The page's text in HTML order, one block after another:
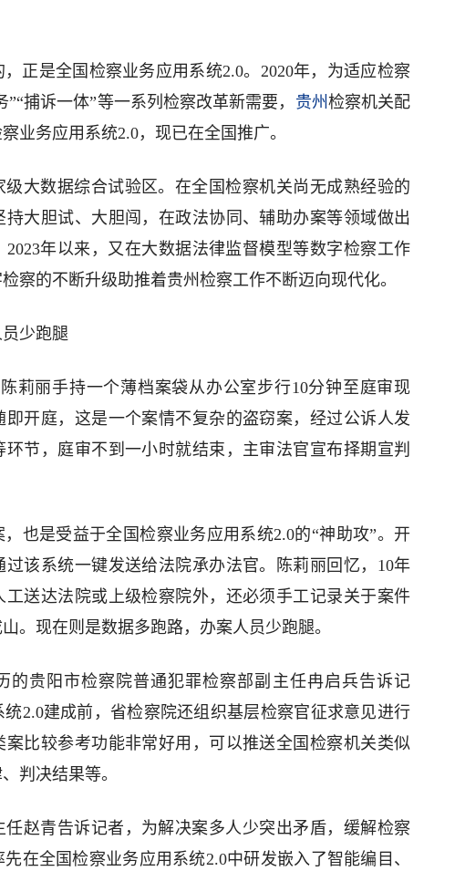
正是全国检察业务应用系统2.0。2020年，为适应检察
捕诉一体”等一系列检察改革新需要， 贵州 检察机关配
业务应用系统2.0，现已在全国推广。
级大数据综合试验区。在全国检察机关尚无成熟经验的
大胆试、大胆闯，在政法协同、辅助办案等领域做出
年以来，又在大数据法律监督模型等数字检察工作
察的不断升级助推着贵州检察工作不断迈向现代化。
少跑腿
莉丽手持一个薄档案袋从办公室步行10分钟至庭审现
开庭，这是一个案情不复杂的盗窃案，经过公诉人发
节，庭审不到一小时就结束，主审法官宣布择期宣判
也是受益于全国检察业务应用系统2.0的“神助攻”。开
该系统一键发送给法院承办法官。陈莉丽回忆，10年
工送达法院或上级检察院外，还必须手工记录关于案件
。现在则是数据多跑路，办案人员少跑腿。
的贵阳市检察院普通犯罪检察部副主任冉启兵告诉记
2.0建成前，省检察院还组织基层检察官征求意见进行
比较参考功能非常好用，可以推送全国检察机关类似
判决结果等。
赵青告诉记者，为解决案多人少突出矛盾，缓解检察
在全国检察业务应用系统2.0中研发嵌入了智能编目、